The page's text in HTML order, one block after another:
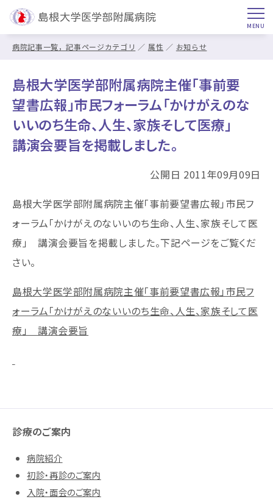
病院記事一覧，記事ページカテゴリ 属性 お知らせ
島根大学医学部附属病院主催「事前要
望書広報」市民フォーラム「かけがえのな
いいのち生命、人生、家族そして医療」
講演会要旨を掲載しました。
公開日 2011年09月09日
島根大学医学部附属病院主催「事前要望書広報」市民フ
ォーラム「かけがえのないいのち生命、人生、家族そして医
療」 講演会要旨を掲載しました。下記ページをご覧くだ
さい。
島根大学医学部附属病院主催「事前要望書広報」市民フ
ォーラム「かけがえのないいのち生命、人生、家族そして医
療」 講演会要旨
診療のご案内
病院紹介
初診・再診のご案内
入院・面会のご案内